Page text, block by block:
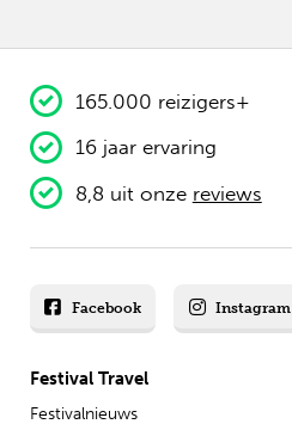
165.000 reizigers+
16 jaar ervaring
8,8 uit onze reviews
Festival Travel
Festivalnieuws
Facebook Instagram